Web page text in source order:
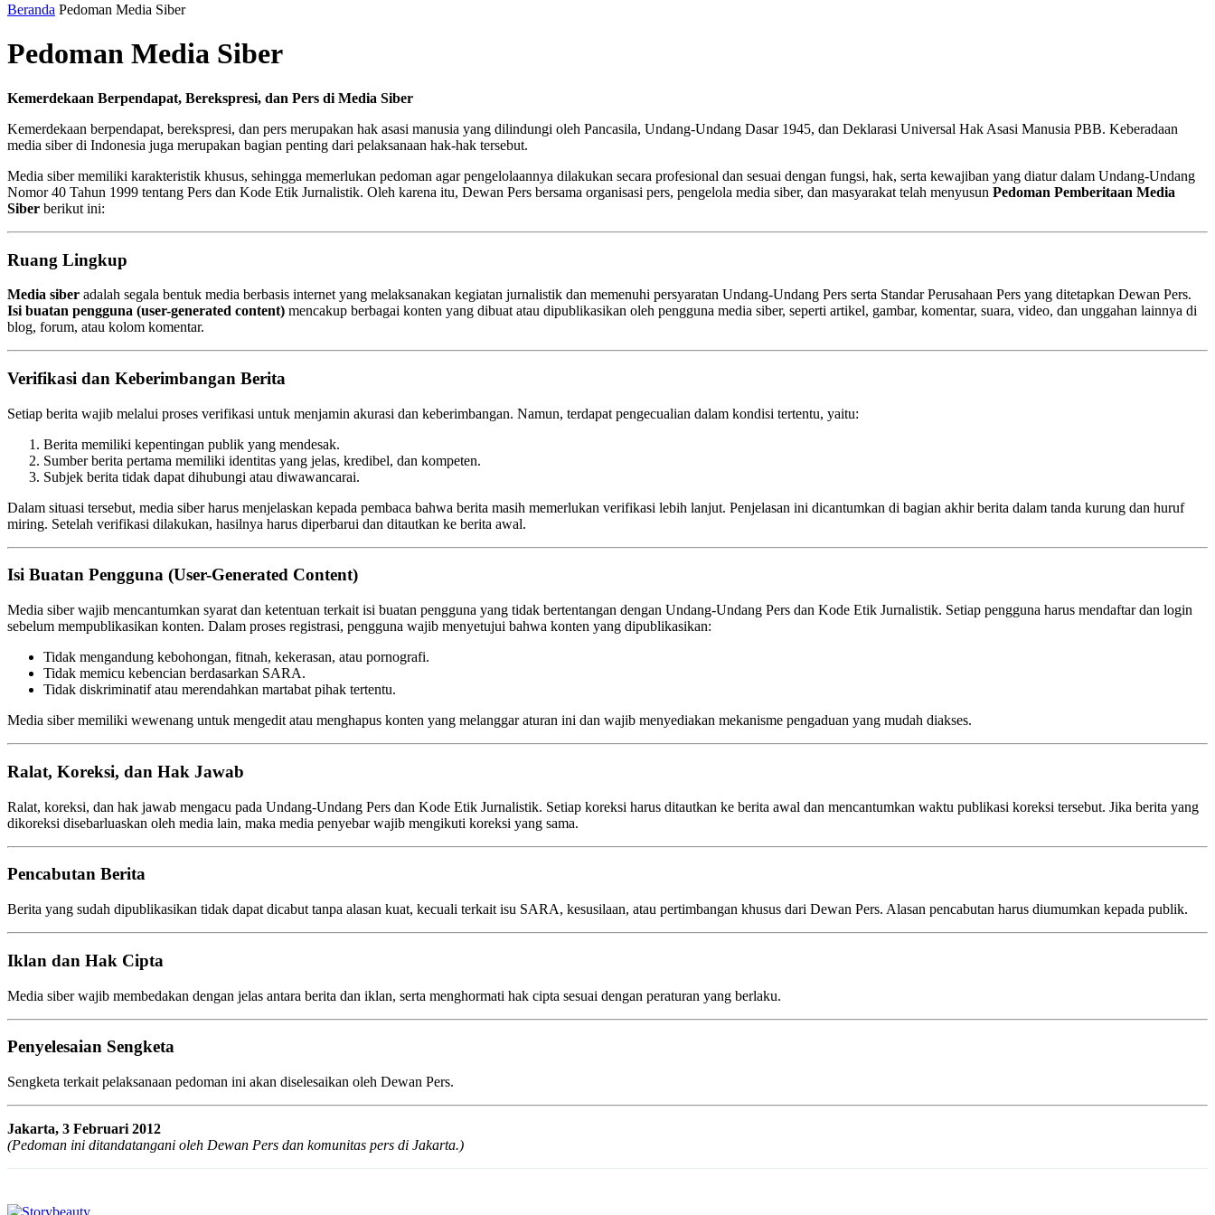
Beranda Pedoman Media Siber
Pedoman Media Siber
Kemerdekaan Berpendapat, Berekspresi, dan Pers di Media Siber
Kemerdekaan berpendapat, berekspresi, dan pers merupakan hak asasi manusia yang dilindungi oleh Pancasila, Undang-Undang Dasar 1945, dan Deklarasi Universal Hak Asasi Manusia PBB. Keberadaan
media siber di Indonesia juga merupakan bagian penting dari pelaksanaan hak-hak tersebut.
Media siber memiliki karakteristik khusus, sehingga memerlukan pedoman agar pengelolaannya dilakukan secara profesional dan sesuai dengan fungsi, hak, serta kewajiban yang diatur dalam Undang-Undang
Nomor 40 Tahun 1999 tentang Pers dan Kode Etik Jurnalistik. Oleh karena itu, Dewan Pers bersama organisasi pers, pengelola media siber, dan masyarakat telah menyusun Pedoman Pemberitaan Media
Siber berikut ini:
Ruang Lingkup
Media siber adalah segala bentuk media berbasis internet yang melaksanakan kegiatan jurnalistik dan memenuhi persyaratan Undang-Undang Pers serta Standar Perusahaan Pers yang ditetapkan Dewan Pers.
Isi buatan pengguna (user-generated content) mencakup berbagai konten yang dibuat atau dipublikasikan oleh pengguna media siber, seperti artikel, gambar, komentar, suara, video, dan unggahan lainnya di
blog, forum, atau kolom komentar.
Verifikasi dan Keberimbangan Berita
Setiap berita wajib melalui proses verifikasi untuk menjamin akurasi dan keberimbangan. Namun, terdapat pengecualian dalam kondisi tertentu, yaitu:
Berita memiliki kepentingan publik yang mendesak.
Sumber berita pertama memiliki identitas yang jelas, kredibel, dan kompeten.
Subjek berita tidak dapat dihubungi atau diwawancarai.
Dalam situasi tersebut, media siber harus menjelaskan kepada pembaca bahwa berita masih memerlukan verifikasi lebih lanjut. Penjelasan ini dicantumkan di bagian akhir berita dalam tanda kurung dan huruf
miring. Setelah verifikasi dilakukan, hasilnya harus diperbarui dan ditautkan ke berita awal.
Isi Buatan Pengguna (User-Generated Content)
Media siber wajib mencantumkan syarat dan ketentuan terkait isi buatan pengguna yang tidak bertentangan dengan Undang-Undang Pers dan Kode Etik Jurnalistik. Setiap pengguna harus mendaftar dan login
sebelum mempublikasikan konten. Dalam proses registrasi, pengguna wajib menyetujui bahwa konten yang dipublikasikan:
Tidak mengandung kebohongan, fitnah, kekerasan, atau pornografi.
Tidak memicu kebencian berdasarkan SARA.
Tidak diskriminatif atau merendahkan martabat pihak tertentu.
Media siber memiliki wewenang untuk mengedit atau menghapus konten yang melanggar aturan ini dan wajib menyediakan mekanisme pengaduan yang mudah diakses.
Ralat, Koreksi, dan Hak Jawab
Ralat, koreksi, dan hak jawab mengacu pada Undang-Undang Pers dan Kode Etik Jurnalistik. Setiap koreksi harus ditautkan ke berita awal dan mencantumkan waktu publikasi koreksi tersebut. Jika berita yang
dikoreksi disebarluaskan oleh media lain, maka media penyebar wajib mengikuti koreksi yang sama.
Pencabutan Berita
Berita yang sudah dipublikasikan tidak dapat dicabut tanpa alasan kuat, kecuali terkait isu SARA, kesusilaan, atau pertimbangan khusus dari Dewan Pers. Alasan pencabutan harus diumumkan kepada publik.
Iklan dan Hak Cipta
Media siber wajib membedakan dengan jelas antara berita dan iklan, serta menghormati hak cipta sesuai dengan peraturan yang berlaku.
Penyelesaian Sengketa
Sengketa terkait pelaksanaan pedoman ini akan diselesaikan oleh Dewan Pers.
Jakarta, 3 Februari 2012
(Pedoman ini ditandatangani oleh Dewan Pers dan komunitas pers di Jakarta.)